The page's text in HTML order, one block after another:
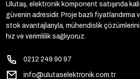
Ulutaş, elektronik komponent satışında
güvenin adresidir. Proje bazlı fiyatlandırma
stok avantajlarıyla, mühendislik
hız ve verimlilik sağlıyoruz.
0212 249 90 97
info@ulutaselektronik.com.tr